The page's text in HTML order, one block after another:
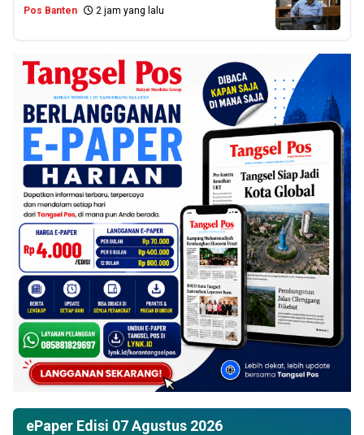
Pos Banten 2 jam yang lalu
ePaper Edisi 07 Agustus 2026